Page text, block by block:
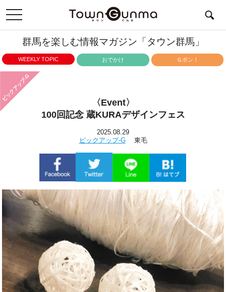
toggle
navigation
群馬を楽しむ情報マガジン「タウン群馬」
WEEKLY TOPIC おでかけ Ｇポン！
ピックアップ-G
〈Event〉
100回記念 蔵KURAデザインフェス
2025.08.29
ピックアップ-G東毛